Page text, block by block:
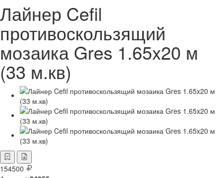
Лайнер Cefil
противоскользящий
мозаика Gres 1.65x20 м
(33 м.кв)
154500